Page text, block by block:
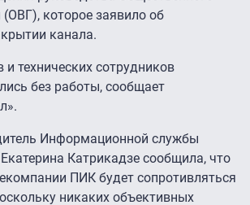
(ОВГ), которое заявило об
канала.
технических сотрудников
без работы, сообщает
Информационной службы
Катрикадзе сообщила, что
ПИК будет сопротивляться
никаких объективных